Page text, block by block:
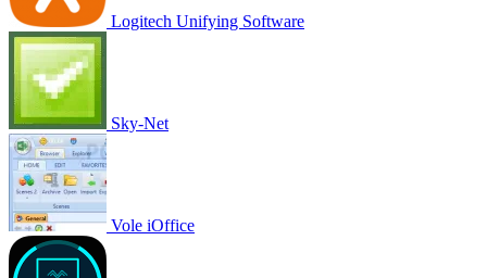
Logitech Unifying Software
Sky-Net
Vole iOffice